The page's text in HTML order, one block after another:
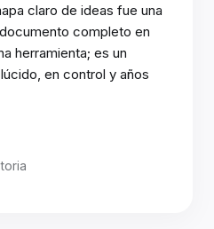
claro de ideas fue una
completo en
herramienta; es un
en control y años